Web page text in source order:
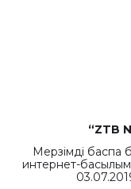
“ZTB
Мерзімді баспа
интернет-